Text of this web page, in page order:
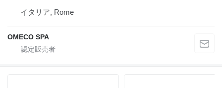
イタリア, Rome
OMECO SPA